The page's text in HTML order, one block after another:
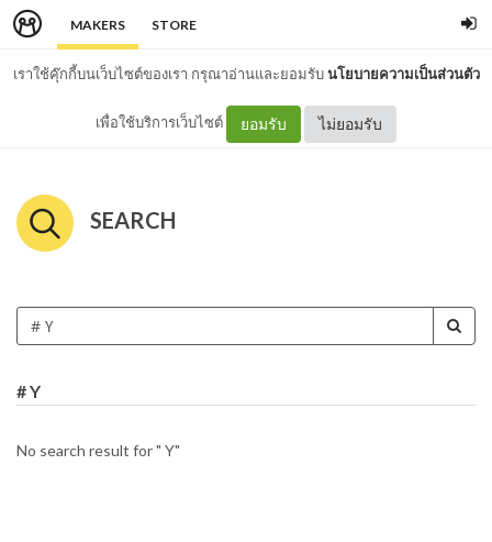
MAKERS STORE
เราใช้คุ๊กกี้บนเว็บไซต์ของเรา กรุณาอ่านและยอมรับนโยบายความเป็นส่วนตัว
เพื่อใช้บริการเว็บไซต์ ยอมรับ ไม่ยอมรับ
SEARCH
# Y
No search result for " Y"